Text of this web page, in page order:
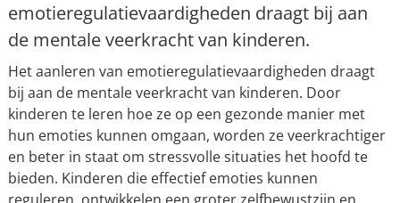
emotieregulatievaardigheden draagt bij aan
de mentale veerkracht van kinderen.
Het aanleren van emotieregulatievaardigheden draagt
bij aan de mentale veerkracht van kinderen. Door
kinderen te leren hoe ze op een gezonde manier met
hun emoties kunnen omgaan, worden ze veerkrachtiger
en beter in staat om stressvolle situaties het hoofd te
bieden. Kinderen die effectief emoties kunnen